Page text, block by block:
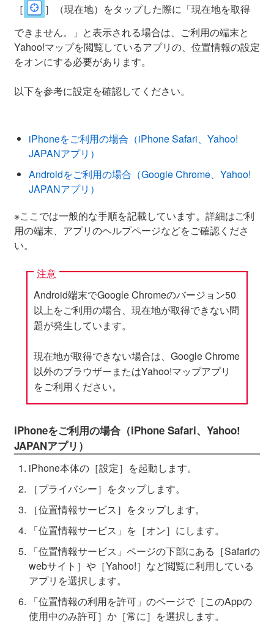
［
］（現在地）をタップした際に「現在地を取得
できません。」と表示される場合は、ご利用の端末と
Yahoo!マップを閲覧しているアプリの、位置情報の設定
をオンにする必要があります。
以下を参考に設定を確認してください。
iPhoneをご利用の場合（iPhone Safari、Yahoo!
JAPANアプリ）
Androidをご利用の場合（Google Chrome、Yahoo!
JAPANアプリ）
※ここでは一般的な手順を記載しています。詳細はご利
用の端末、アプリのヘルプページなどをご確認くださ
い。
注意
Android端末でGoogle Chromeのバージョン50
以上をご利用の場合、現在地が取得できない問
題が発生しています。
現在地が取得できない場合は、Google Chrome
以外のブラウザーまたはYahoo!マップアプリ
をご利用ください。
iPhoneをご利用の場合（iPhone Safari、Yahoo!
JAPANアプリ）
iPhone本体の［設定］を起動します。
［プライバシー］をタップします。
［位置情報サービス］をタップします。
「位置情報サービス」を［オン］にします。
「位置情報サービス」ページの下部にある［Safariの
webサイト］や［Yahoo!］など閲覧に利用している
アプリを選択します。
「位置情報の利用を許可」のページで［このAppの
使用中のみ許可］か［常に］を選択します。